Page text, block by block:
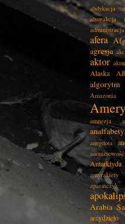
abdykacja
abstrakcja
administracja
afera
agresja
aktor
Alaska
algorytm
Amazonia
amnezja
anegdota
anonimowość
Antarktyda
antyrakiety
aparatczyk
Arabia
arcydzieło